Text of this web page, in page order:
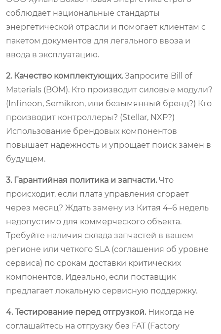
соблюдает национальные стандарты
энергетической отрасли и помогает клиентам с
пакетом документов для легального ввоза и
ввода в эксплуатацию.
2. Качество комплектующих. Запросите Bill of
Materials (BOM). Кто производит силовые модули?
(Infineon, Semikron, или безымянный бренд?) Кто
производит контроллеры? (Stellar, NXP?)
Использование брендовых компонентов
повышает надежность и упрощает поиск замен в
будущем.
3. Гарантийная политика и запчасти. Что
происходит, если плата управления сгорает
через месяц? Ждать замену из Китая 4–6 недель
недопустимо для коммерческого объекта.
Требуйте наличия склада запчастей в вашем
регионе или четкого SLA (соглашения об уровне
сервиса) по срокам доставки критических
компонентов. Идеально, если поставщик
предлагает локальную сервисную поддержку.
4. Тестирование перед отгрузкой. Никогда не
соглашайтесь на отгрузку без FAT (Factory